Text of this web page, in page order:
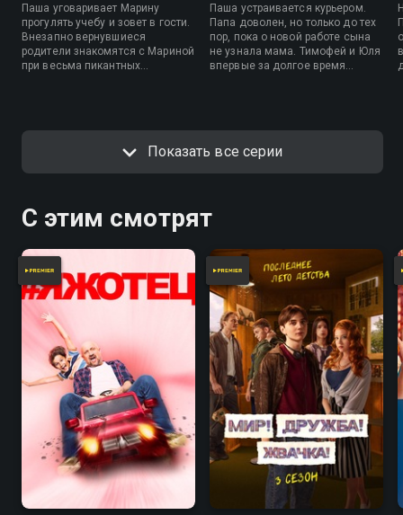
Паша уговаривает Марину
прогулять учебу и зовет в гости.
Внезапно вернувшиеся
родители знакомятся с Мариной
при весьма пикантных
торговом центре, что становится
поводом для визита
Паша устраивается курьером.
Папа доволен, но только до тех
пор, пока о новой работе сына
не узнала мама. Тимофей и Юля
впервые за долгое время
Показать все серии
С этим смотрят